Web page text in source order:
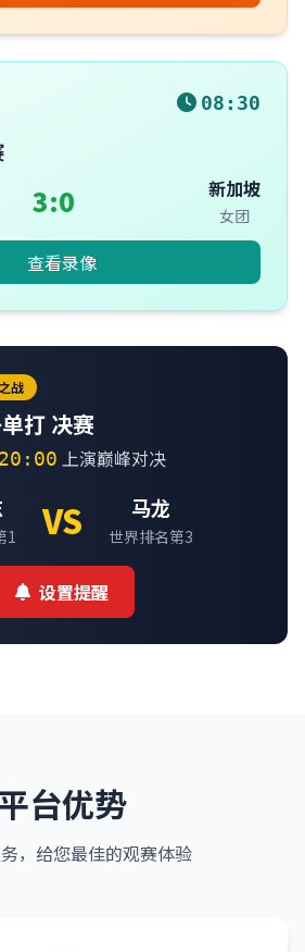
08:30
3:0 新加坡
女团
查看录像
战
打 决赛
20:00 上演巅峰对决
1 VS 马龙
世界排名第3
设置提醒
台优势
，给您最佳的观赛体验